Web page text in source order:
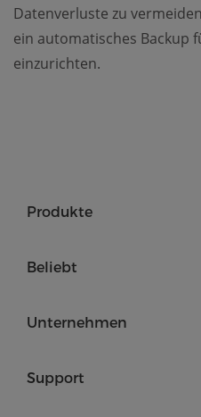
Datenverluste zu
ein automatisches Backup
einzurichten.
Produkte
Beliebt
Unternehmen
Support